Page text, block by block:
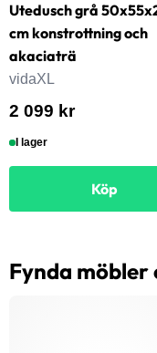
Utedusch grå
cm konstrottning och
akaciaträ
vidaXL
2 099 kr
I lager
Köp
Fynda möbler